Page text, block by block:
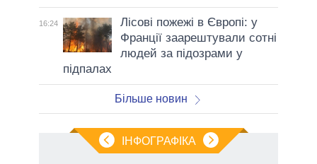
16:24
Лісові пожежі в Європі: у
Франції заарештували сотні
людей за підозрами у
підпалах
Більше новин
ІНФОГРАФІКА